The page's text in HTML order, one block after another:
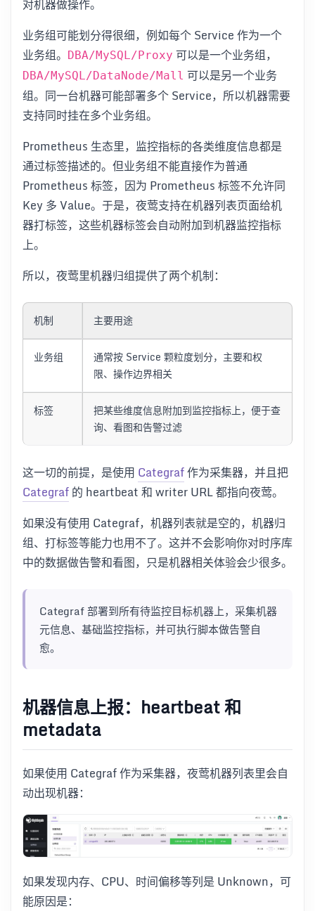
对机器做操作。
业务组可能划分得很细，例如每个 Service 作为一个
业务组。 DBA/MySQL/Proxy 可以是一个业务组，
DBA/MySQL/DataNode/Mall 可以是另一个业务
组。同一台机器可能部署多个 Service，所以机器需要
支持同时挂在多个业务组。
Prometheus 生态里，监控指标的各类维度信息都是
通过标签描述的。但业务组不能直接作为普通
Prometheus 标签，因为 Prometheus 标签不允许同
Key 多 Value。于是，夜莺支持在机器列表页面给机
器打标签，这些机器标签会自动附加到机器监控指标
上。
所以，夜莺里机器归组提供了两个机制：
机制 主要用途
业务组
通常按 Service 颗粒度划分，主要和权
限、操作边界相关
标签
把某些维度信息附加到监控指标上，便于查
询、看图和告警过滤
这一切的前提，是使用 Categraf作为采集器，并且把
Categraf的 heartbeat 和 writer URL 都指向夜莺。
如果没有使用 Categraf，机器列表就是空的，机器归
组、打标签等能力也用不了。这并不会影响你对时序库
中的数据做告警和看图，只是机器相关体验会少很多。
Categraf 部署到所有待监控目标机器上，采集机器
元信息、基础监控指标，并可执行脚本做告警自
愈。
机器信息上报：heartbeat 和
metadata
如果使用 Categraf 作为采集器，夜莺机器列表里会自
动出现机器：
如果发现内存、CPU、时间偏移等列是 Unknown，可
能原因是：